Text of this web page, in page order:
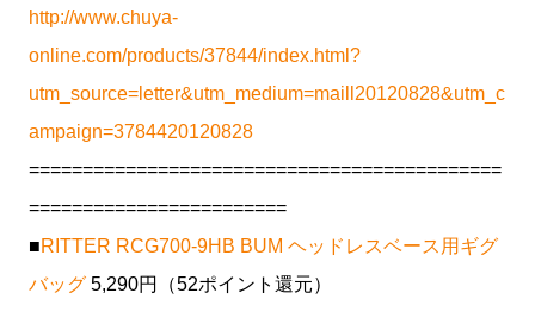
http://www.chuya-
online.com/products/37844/index.html?
utm_source=letter&utm_medium=maill20120828&utm_c
ampaign=3784420120828
============================================
========================
■RITTER RCG700-9HB BUM ヘッドレスベース用ギグ
バッグ 5,290円（52ポイント還元）